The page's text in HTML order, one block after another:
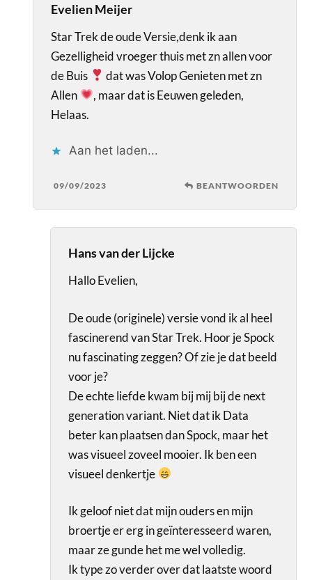
Evelien Meijer
Star Trek de oude Versie,denk ik aan
Gezelligheid vroeger thuis met zn allen voor
de Buis
dat was Volop Genieten met zn
Allen
, maar dat is Eeuwen geleden,
Helaas.
Aan het laden...
09/09/2023 BEANTWOORDEN
Hans van der Lijcke
Hallo Evelien,
De oude (originele) versie vond ik al heel
fascinerend van Star Trek. Hoor je Spock
nu fascinating zeggen? Of zie je dat beeld
voor je?
De echte liefde kwam bij mij bij de next
generation variant. Niet dat ik Data
beter kan plaatsen dan Spock, maar het
was visueel zoveel mooier. Ik ben een
visueel denkertje
Ik geloof niet dat mijn ouders en mijn
broertje er erg in geïnteresseerd waren,
maar ze gunde het me wel volledig.
Ik type zo verder over dat laatste woord